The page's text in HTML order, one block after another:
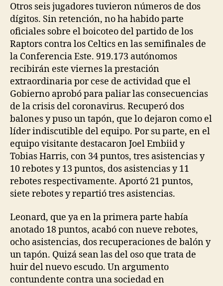
Otros seis jugadores tuvieron números de dos
dígitos. Sin retención, no ha habido parte
oficiales sobre el boicoteo del partido de los
Raptors contra los Celtics en las semifinales de
la Conferencia Este. 919.173 autónomos
recibirán este viernes la prestación
extraordinaria por cese de actividad que el
Gobierno aprobó para paliar las consecuencias
de la crisis del coronavirus. Recuperó dos
balones y puso un tapón, que lo dejaron como el
líder indiscutible del equipo. Por su parte, en el
equipo visitante destacaron Joel Embiid y
Tobias Harris, con 34 puntos, tres asistencias y
10 rebotes y 13 puntos, dos asistencias y 11
rebotes respectivamente. Aportó 21 puntos,
siete rebotes y repartió tres asistencias.
Leonard, que ya en la primera parte había
anotado 18 puntos, acabó con nueve rebotes,
ocho asistencias, dos recuperaciones de balón y
un tapón. Quizá sean las del oso que trata de
huir del nuevo escudo. Un argumento
contundente contra una sociedad en